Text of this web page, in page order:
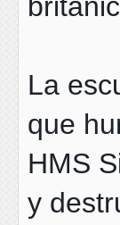
La
que
HMS
y